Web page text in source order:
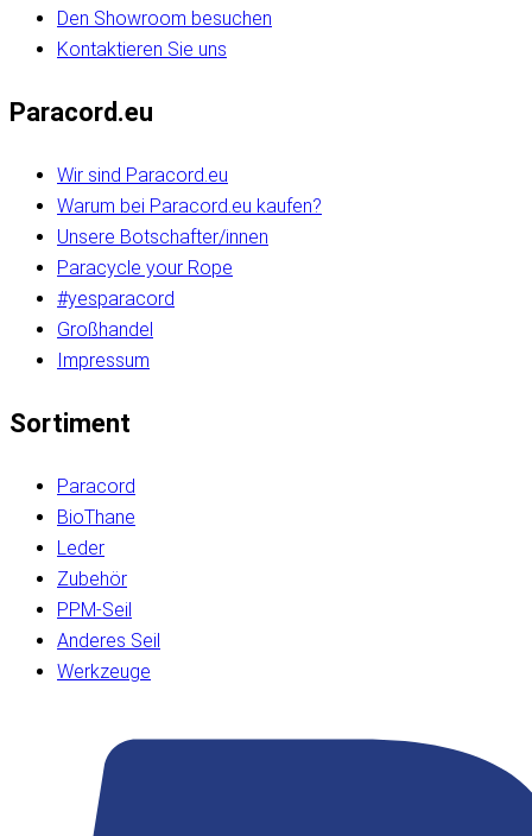
Den Showroom besuchen
Kontaktieren Sie uns
Paracord.eu
Wir sind Paracord.eu
Warum bei Paracord.eu kaufen?
Unsere Botschafter/innen
Paracycle your Rope
#yesparacord
Großhandel
Impressum
Sortiment
Paracord
BioThane
Leder
Zubehör
PPM-Seil
Anderes Seil
Werkzeuge